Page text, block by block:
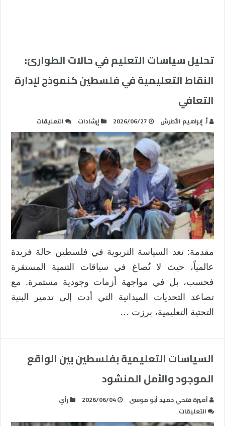
تحليل سياسات التعليم في حالات الطوارئ:
النقاط التعليمية في فلسطين كنموذج لإدارة
التعافي
أ. إبراهيم الأطرش 2026/06/27 إرشادات التعليقات
تحليل
سياسات
التعليم
في
حالات
الطوارئ:
النقاط
التعليمية
في
فلسطين
كنموذج
لإدارة
التعافي
مغلقة
مقدمة: تعد السياسة التربوية في فلسطين حالة فريدة
عالمياً، حيث لا تُصاغ في سياقات التنمية المستقرة
فحسب، بل في مواجهة أزمات وجودية مستمرة. مع
تصاعد التحديات الميدانية التي أدت إلى تدمير البنية
التحتية التعليمية، برزت …
السياسات التعليمية بفلسطين بين الواقع
الموجود والأمل المنشود
أميرة فتحي حميد أبو موسى 2026/06/04
رأي
التعليقات
السياسات